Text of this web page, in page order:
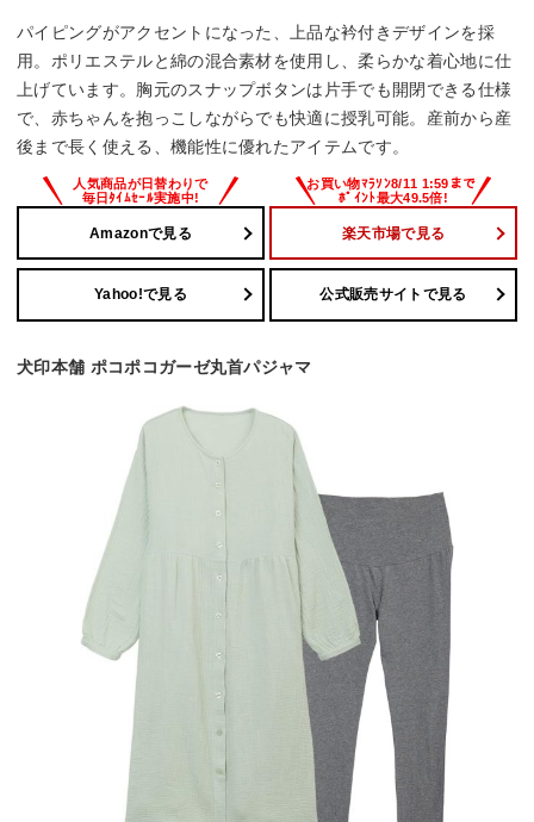
パイピングがアクセントになった、上品な衿付きデザインを採
用。ポリエステルと綿の混合素材を使用し、柔らかな着心地に仕
上げています。胸元のスナップボタンは片手でも開閉できる仕様
で、赤ちゃんを抱っこしながらでも快適に授乳可能。産前から産
後まで長く使える、機能性に優れたアイテムです。
Amazonで見る 楽天市場で見る
Yahoo!で見る 公式販売サイトで見る
犬印本舗 ポコポコガーゼ丸首パジャマ